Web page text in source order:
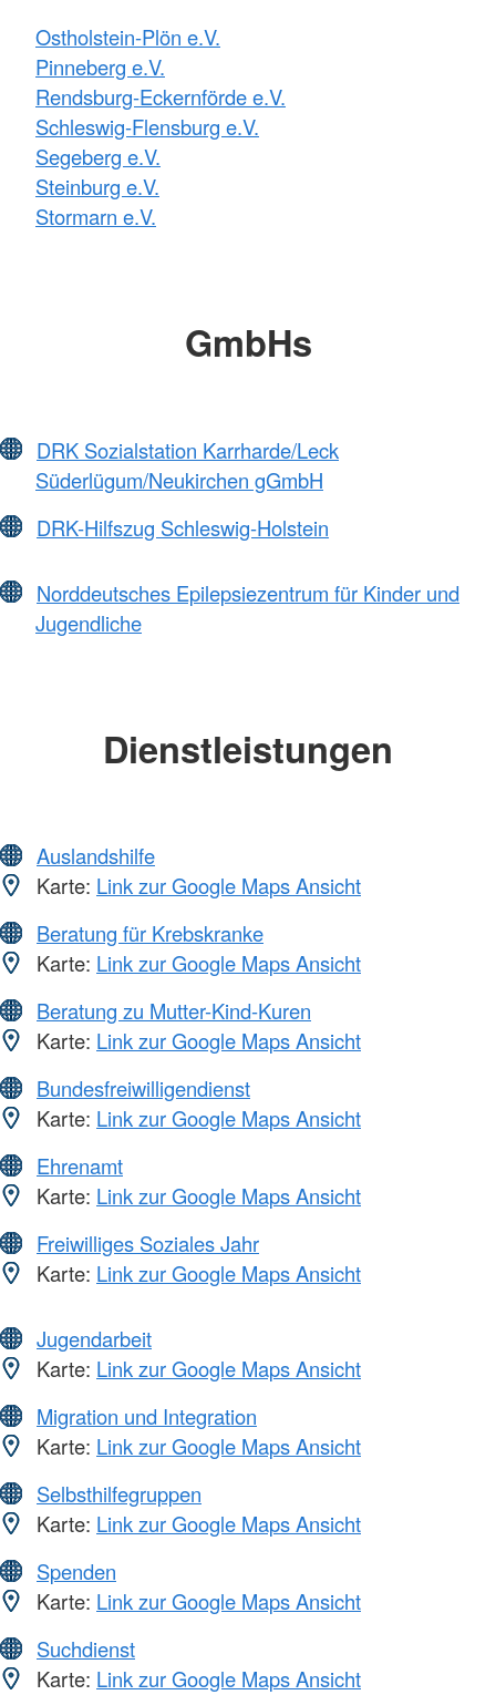
Ostholstein-Plön e.V.
Pinneberg e.V.
Rendsburg-Eckernförde e.V.
Schleswig-Flensburg e.V.
Segeberg e.V.
Steinburg e.V.
Stormarn e.V.
GmbHs
DRK Sozialstation Karrharde/Leck
Süderlügum/Neukirchen gGmbH
DRK-Hilfszug Schleswig-Holstein
Norddeutsches Epilepsiezentrum für Kinder und
Jugendliche
Dienstleistungen
Auslandshilfe
Karte: Link zur Google Maps Ansicht
Beratung für Krebskranke
Karte: Link zur Google Maps Ansicht
Beratung zu Mutter-Kind-Kuren
Karte: Link zur Google Maps Ansicht
Bundesfreiwilligendienst
Karte: Link zur Google Maps Ansicht
Ehrenamt
Karte: Link zur Google Maps Ansicht
Freiwilliges Soziales Jahr
Karte: Link zur Google Maps Ansicht
Jugendarbeit
Karte: Link zur Google Maps Ansicht
Migration und Integration
Karte: Link zur Google Maps Ansicht
Selbsthilfegruppen
Karte: Link zur Google Maps Ansicht
Spenden
Karte: Link zur Google Maps Ansicht
Suchdienst
Karte: Link zur Google Maps Ansicht